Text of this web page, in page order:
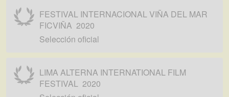
FESTIVAL INTERNACIONAL VIÑA DEL MAR
FICVIÑA 2020
Selección oficial
LIMA ALTERNA INTERNATIONAL FILM
FESTIVAL 2020